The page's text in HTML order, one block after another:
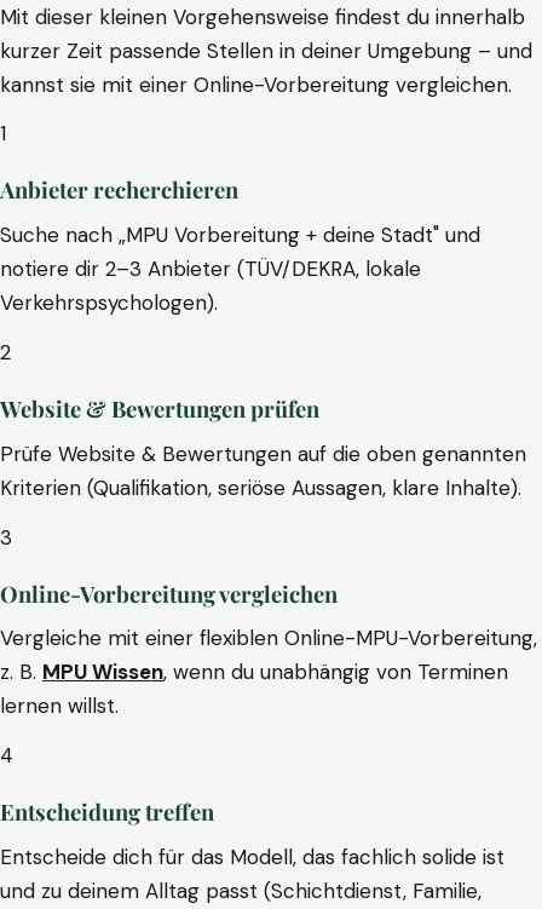
Mit dieser kleinen Vorgehensweise findest du innerhalb
kurzer Zeit passende Stellen in deiner Umgebung – und
kannst sie mit einer Online-Vorbereitung vergleichen.
1
Anbieter recherchieren
Suche nach „MPU Vorbereitung + deine Stadt" und
notiere dir 2–3 Anbieter (TÜV/DEKRA, lokale
Verkehrspsychologen).
2
Website & Bewertungen prüfen
Prüfe Website & Bewertungen auf die oben genannten
Kriterien (Qualifikation, seriöse Aussagen, klare Inhalte).
3
Online-Vorbereitung vergleichen
Vergleiche mit einer flexiblen Online-MPU-Vorbereitung,
z. B. MPU Wissen, wenn du unabhängig von Terminen
lernen willst.
4
Entscheidung treffen
Entscheide dich für das Modell, das fachlich solide ist
und zu deinem Alltag passt (Schichtdienst, Familie,